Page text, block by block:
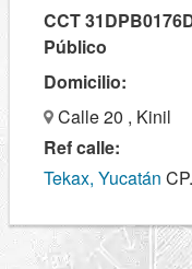
CCT
Público
Domicilio:
Calle 20 , Kinil
Ref calle:
Tekax, Yucatán